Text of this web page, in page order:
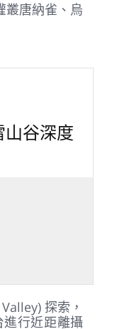
攝影
間攝影，在
與各式山區
裝出發，沿
午餐，這裡
能一邊欣賞
距離拍攝機
身，是兼具